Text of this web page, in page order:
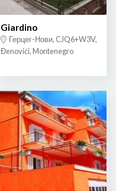
Giardino
Герцег-Нови, CJQ6+W3V,
Đenovići, Montenegro